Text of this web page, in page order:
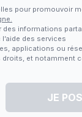
pour promouvoir
des informations
des services
applications ou
et notamment
JE